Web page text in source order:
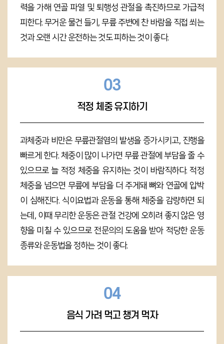
력을 가해 연골 파열 및 퇴행성 관절을 촉진하므로 가급적
피한다. 무거운 물건 들기, 무릎 주변에 찬 바람을 직접 쐬는
것과 오랜 시간 운전하는 것도 피하는 것이 좋다.
03
적정 체중 유지하기
과체중과 비만은 무릎관절염의 발생을 증가시키고, 진행을
빠르게 한다. 체중이 많이 나가면 무릎 관절에 부담을 줄 수
있으므로 늘 적정 체중을 유지하는 것이 바람직하다. 적정
체중을 넘으면 무릎에 부담을 더 주게돼 뼈와 연골에 압박
이 심해진다. 식이요법과 운동을 통해 체중을 감량하면 되
는데, 이때 무리한 운동은 관절 건강에 오히려 좋지 않은 영
향을 미칠 수 있으므로 전문의의 도움을 받아 적당한 운동
종류와 운동법을 정하는 것이 좋다.
04
음식 가려 먹고 챙겨 먹자